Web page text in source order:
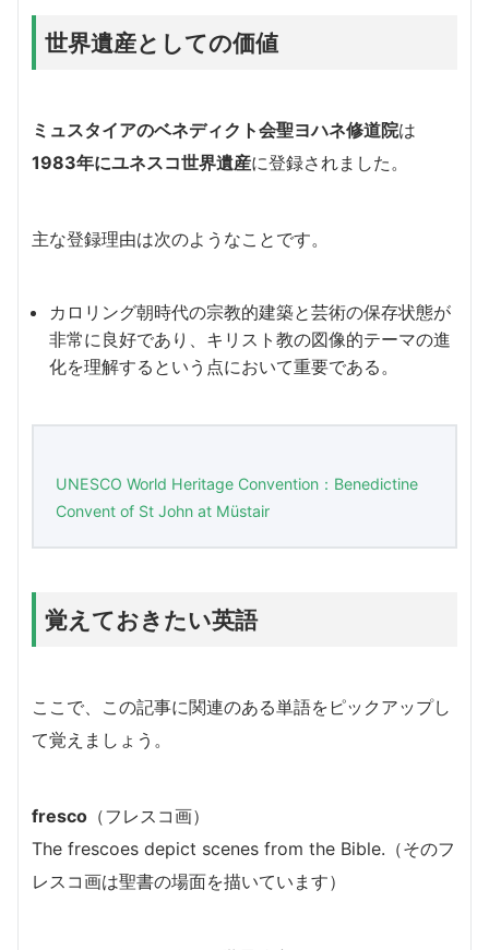
世界遺産としての価値
ミュスタイアのベネディクト会聖ヨハネ修道院は
1983年にユネスコ世界遺産に登録されました。
主な登録理由は次のようなことです。
カロリング朝時代の宗教的建築と芸術の保存状態が
非常に良好であり、キリスト教の図像的テーマの進
化を理解するという点において重要である。
UNESCO World Heritage Convention：Benedictine
Convent of St John at Müstair
覚えておきたい英語
ここで、この記事に関連のある単語をピックアップし
て覚えましょう。
fresco （フレスコ画）
The frescoes depict scenes from the Bible.（そのフ
レスコ画は聖書の場面を描いています）